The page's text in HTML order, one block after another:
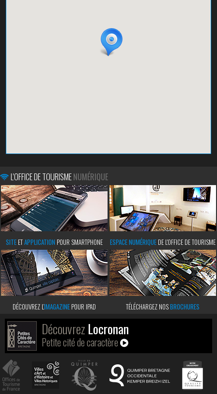
L'OFFICE DE TOURISMENUMÉRIQUE
SITE ETAPPLICATION POUR SMARTPHONE ESPACE NUMÉRIQUE DE L'OFFICE DE TOURISME
DÉCOUVREZ L’IMAGAZINE POUR IPAD TÉLÉCHARGEZ NOSBROCHURES
Découvrez Locronan
Petite cité de caractère